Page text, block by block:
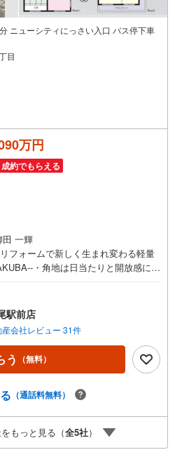
ニューシティにっさい入口 バス停下車
目
万円
成約でもらえる
田 一輝
フォームで新しく生まれ変わる軽量
・角地は日当たりと開放感に優
ムーズ。・15帖以上の広々LDK。家
が咲く。・全居室南向きの設計で、
暖かい。・【リフォーム内容（令和8
を中心にリフォーム予定、清潔な設
ンロや水栓も新規交換され、毎日の料
Relations ----◇弊社は中古設備に
型キッズスペースあり。◇提携FPへ
鉄骨造。角地で開放感があり、2台分
の収納が魅力の邸宅です。
駅前店
産会社レビュー 31件
う （無料）
（通話料無料）
もっと見る（全5社）